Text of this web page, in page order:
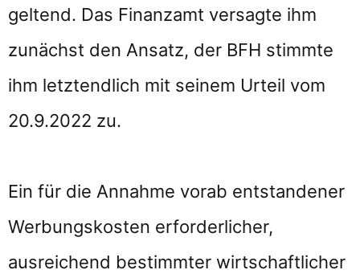
geltend. Das Finanzamt versagte ihm
zunächst den Ansatz, der BFH stimmte
ihm letztendlich mit seinem Urteil vom
20.9.2022 zu.
Ein für die Annahme vorab entstandener
Werbungskosten erforderlicher,
ausreichend bestimmter wirtschaftlicher